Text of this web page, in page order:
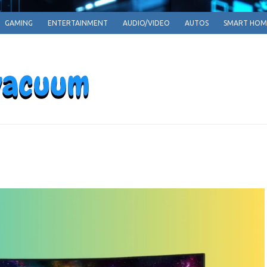
GAMING ENTERTAINMENT AUDIO/VIDEO AUTOS SMART